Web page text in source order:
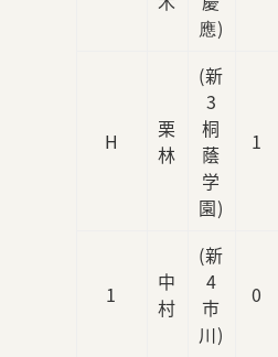
應)
H
栗
林
(新
3
桐
蔭
学
園)
1
1
中
村
(新
4
市
川)
0